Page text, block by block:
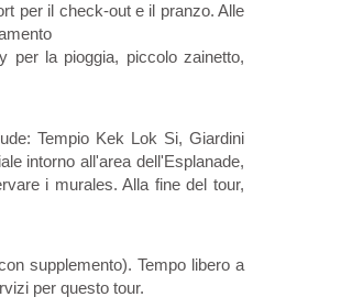
per il check-out e il pranzo. Alle
per la pioggia, piccolo zainetto,
Tempio Kek Lok Si, Giardini
intorno all'area dell'Esplanade,
i murales. Alla fine del tour,
supplemento). Tempo libero a
per questo tour.